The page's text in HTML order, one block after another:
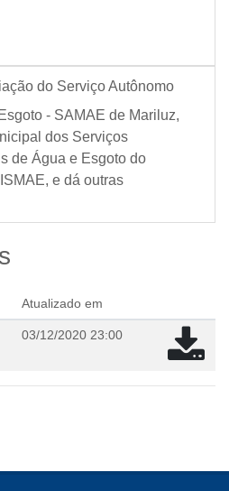
do Serviço Autônomo
- SAMAE de Mariluz,
dos Serviços
de Água e Esgoto do
e dá outras
Atualizado em
03/12/2020 23:00